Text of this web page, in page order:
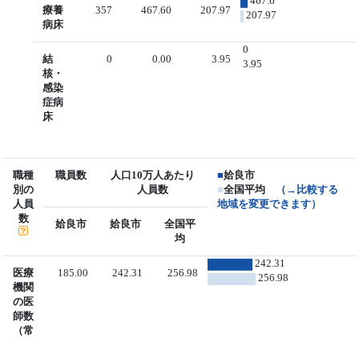
療養
病床
357 467.60 207.97
207.97
結
核・
感染
症病
床
0 0.00 3.95
0
3.95
職種
別の
人員
数
職員数
人口10万人あたり
人員数
■姶良市
■全国平均
（→比較する
地域を変更できます）
姶良市
姶良市
全国平
均
医療
機関
の医
師数
（常
185.00 242.31 256.98
242.31
256.98